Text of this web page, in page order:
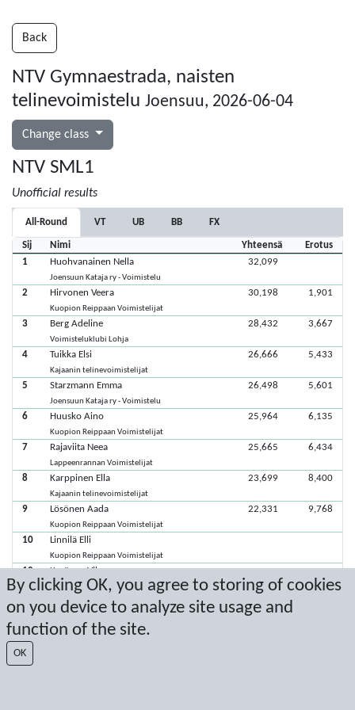
By clicking OK, you agree to storing of cookies
on you device to analyze site usage and
function of the site.
OK
Back
NTV Gymnaestrada, naisten
telinevoimistelu Joensuu, 2026-06-04
Change class
NTV SML1
Unofficial results
All-Round VT UB BB FX
Sij Nimi Yhteensä
Erotus
1
Huohvanainen Nella
Joensuun Kataja ry - Voimistelu
32,099
2 Hirvonen Veera
Kuopion Reippaan Voimistelijat
30,198 1,901
3 Berg Adeline
Voimisteluklubi Lohja
28,432 3,667
4 Tuikka Elsi
Kajaanin telinevoimistelijat
26,666 5,433
5 Starzmann Emma
Joensuun Kataja ry - Voimistelu
26,498 5,601
6 Huusko Aino
Kuopion Reippaan Voimistelijat
25,964 6,135
7 Rajaviita Neea
Lappeenrannan Voimistelijat
25,665 6,434
8 Karppinen Ella
Kajaanin telinevoimistelijat
23,699 8,400
9 Lösönen Aada
Kuopion Reippaan Voimistelijat
22,331 9,768
10 Linnilä Elli
Kuopion Reippaan Voimistelijat
10 Keränen Vilma
Kuopion Reippaan Voimistelijat
Viimeisimmät pisteet: 7.6.2026 13.39.58
Score by Sport Event Systems